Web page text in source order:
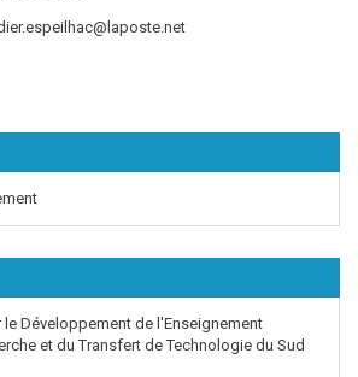
le Développement de l'Enseignement
et du Transfert de Technologie du Sud